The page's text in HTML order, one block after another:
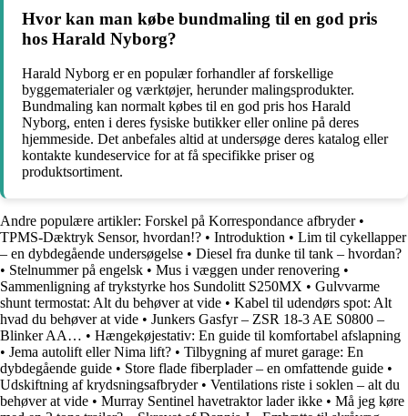
Hvor kan man købe bundmaling til en god pris
hos Harald Nyborg?
Harald Nyborg er en populær forhandler af forskellige
byggematerialer og værktøjer, herunder malingsprodukter.
Bundmaling kan normalt købes til en god pris hos Harald
Nyborg, enten i deres fysiske butikker eller online på deres
hjemmeside. Det anbefales altid at undersøge deres katalog eller
kontakte kundeservice for at få specifikke priser og
produktsortiment.
Andre populære artikler: Forskel på Korrespondance afbryder•
TPMS-Dæktryk Sensor, hvordan!? • Introduktion • Lim til cykellapper
– en dybdegående undersøgelse • Diesel fra dunke til tank – hvordan?
• Stelnummer på engelsk • Mus i væggen under renovering •
Sammenligning af trykstyrke hos Sundolitt S250MX • Gulvvarme
shunt termostat: Alt du behøver at vide • Kabel til udendørs spot: Alt
hvad du behøver at vide • Junkers Gasfyr – ZSR 18-3 AE S0800 –
Blinker AA… • Hængekøjestativ: En guide til komfortabel afslapning
• Jema autolift eller Nima lift? • Tilbygning af muret garage: En
dybdegående guide • Store flade fiberplader – en omfattende guide •
Udskiftning af krydsningsafbryder• Ventilations riste i soklen – alt du
behøver at vide • Murray Sentinel havetraktor lader ikke • Må jeg køre